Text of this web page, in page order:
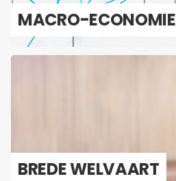
MACRO-​ECONOMIE
BREDE WEL­VAART